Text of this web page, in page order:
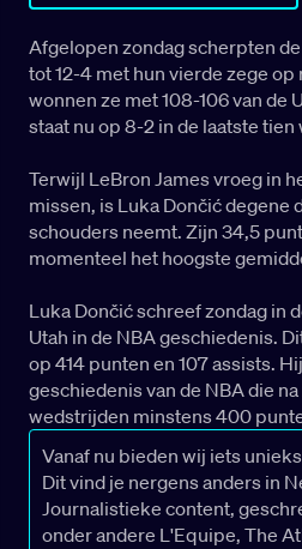
Afgelopen zondag scherpten
tot 12-4 met hun vierde zege
wonnen ze met 108-106 van de
staat nu op 8-2 in de laatste
Terwijl LeBron James vroeg in
missen, is Luka Dončić degene
schouders neemt. Zijn 34,5
momenteel het hoogste
Luka Dončić schreef zondag in
Utah in de NBA geschiedenis.
op 414 punten en 107 assists.
geschiedenis van de NBA die
wedstrijden minstens 400
Vanaf nu bieden wij iets
Dit vind je nergens anders in
Journalistieke content,
onder andere L'Equipe, The